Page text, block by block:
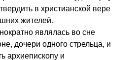
в христианской вере
жителей.
являлась во сне
дочери одного стрельца, и
архиепископу и